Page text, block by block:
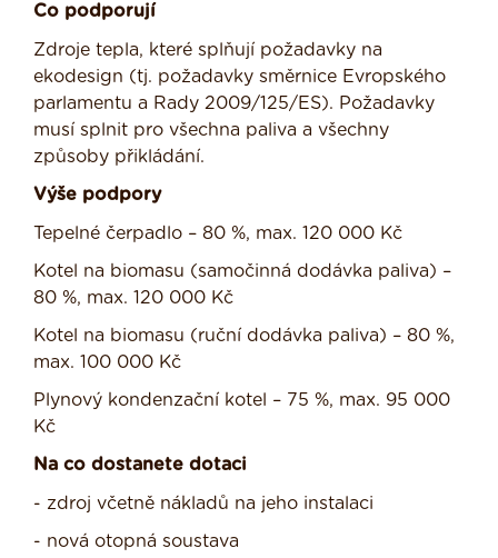
Co podporují
Zdroje tepla, které splňují požadavky na
ekodesign (tj. požadavky směrnice Evropského
parlamentu a Rady 2009/125/ES). Požadavky
musí splnit pro všechna paliva a všechny
způsoby přikládání.
Výše podpory
Tepelné čerpadlo – 80 %, max. 120 000 Kč
Kotel na biomasu (samočinná dodávka paliva) –
80 %, max. 120 000 Kč
Kotel na biomasu (ruční dodávka paliva) – 80 %,
max. 100 000 Kč
Plynový kondenzační kotel – 75 %, max. 95 000
Kč
Na co dostanete dotaci
- zdroj včetně nákladů na jeho instalaci
- nová otopná soustava